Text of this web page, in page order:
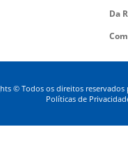
Da
© Todos os direitos reservados
Políticas de